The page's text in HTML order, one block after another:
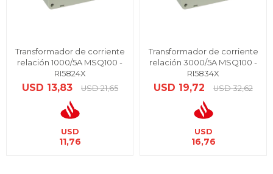
Transformador de corriente
relación 1000/5A MSQ100 -
RI5824X
USD 13,83 USD 21,65
USD
11,76
Transformador de corriente
relación 3000/5A MSQ100 -
RI5834X
USD 19,72 USD 32,62
USD
16,76